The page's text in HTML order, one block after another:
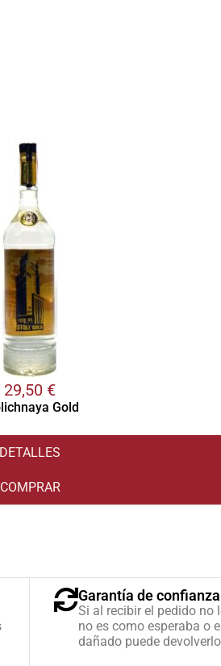
29,50 €
Gold
DETALLES
COMPRAR
Garantía de confianza
Si al recibir el pedido no
no es como esperaba o
dañado puede